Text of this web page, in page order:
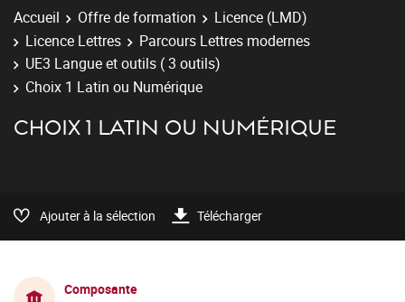
Accueil Offre de formation
Licence (LMD)
Licence Lettres
Parcours Lettres modernes
UE3 Langue et outils ( 3 outils)
Choix 1 Latin ou Numérique
CHOIX 1 LATIN OU NUMÉRIQUE
Ajouter à la sélection Télécharger
Composante